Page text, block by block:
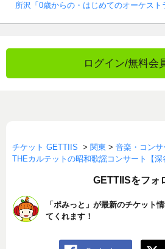
所沢「0歳からの・はじめてのオーケスト
ログイン/無料会
チケット GETTIIS > 関東 > 音楽・コンサ
THEカルテットの昭和歌謡コンサート【深
GETTIISをフォ
「ポみっと」が最新のチケット
てくれます！